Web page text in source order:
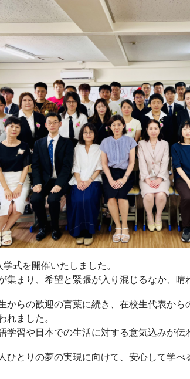
式を開催いたしました。
集まり、希望と緊張が入り混じるなか、晴
からの歓迎の言葉に続き、在校生代表か
れました。
学習や日本での生活に対する意気込みが伝
ひとりの夢の実現に向けて、安心して学